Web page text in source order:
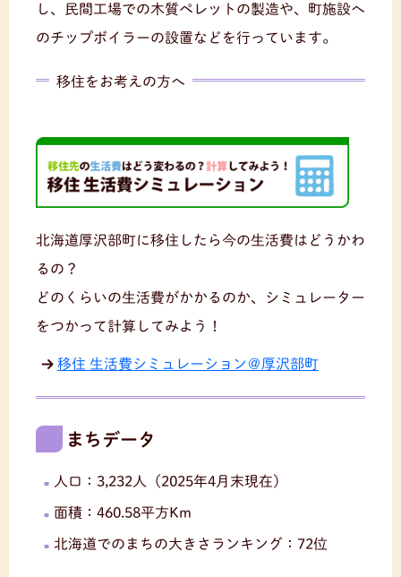
し、民間工場での木質ペレットの製造や、町施設へ
のチップボイラーの設置などを行っています。
移住をお考えの方へ
北海道厚沢部町に移住したら今の生活費はどうかわ
るの？
どのくらいの生活費がかかるのか、シミュレーター
をつかって計算してみよう！
移住 生活費シミュレーション＠厚沢部町
まちデータ
人口：3,232人（2025年4月末現在）
面積：460.58平方Km
北海道でのまちの大きさランキング：72位